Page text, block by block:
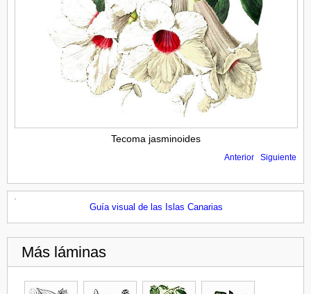
Tecoma jasminoides
Anterior Siguiente
Guía visual de las Islas Canarias
Más láminas